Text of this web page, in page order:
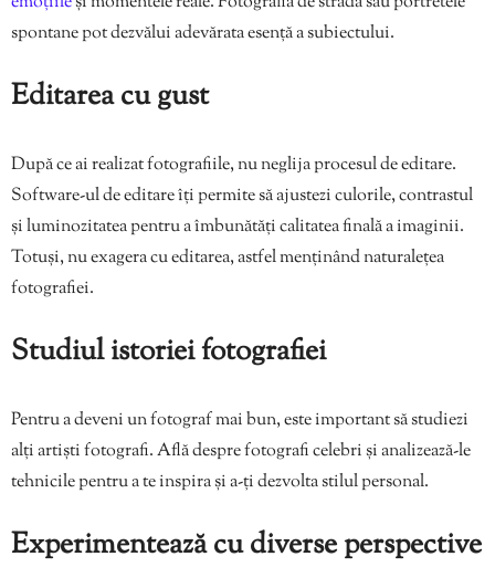
spontane pot dezvălui adevărata esență a subiectului.
Editarea cu gust
După ce ai realizat fotografiile, nu neglija procesul de editare.
Software-ul de editare îți permite să ajustezi culorile, contrastul
și luminozitatea pentru a îmbunătăți calitatea finală a imaginii.
Totuși, nu exagera cu editarea, astfel menținând naturalețea
fotografiei.
Studiul istoriei fotografiei
Pentru a deveni un fotograf mai bun, este important să studiezi
alți artiști fotografi. Află despre fotografi celebri și analizează-le
tehnicile pentru a te inspira și a-ți dezvolta stilul personal.
Experimentează cu diverse perspective